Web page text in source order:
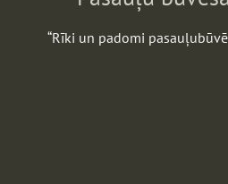
“Rīki un padomi